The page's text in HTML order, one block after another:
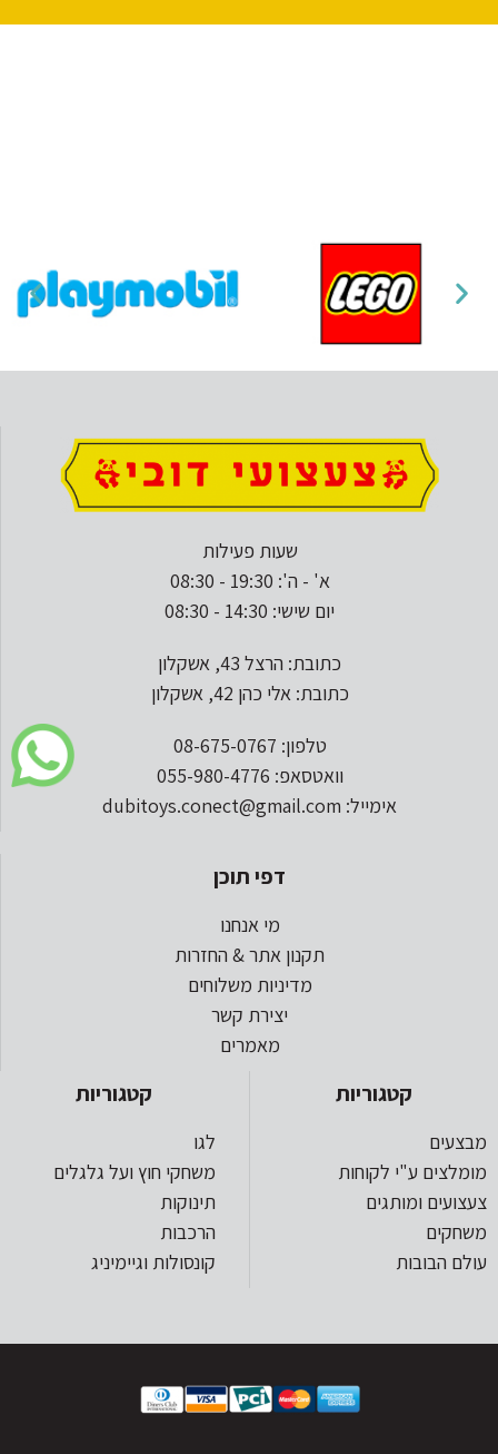
שעות פעילות
א' - ה': 19:30 - 08:30
יום שישי: 14:30 - 08:30
כתובת: הרצל 43, אשקלון
כתובת: אלי כהן 42, אשקלון
טלפון: 08-675-0767
וואטסאפ: 055-980-4776
אימייל: dubitoys.conect@gmail.com
דפי תוכן
מי אנחנו
תקנון אתר & החזרות
מדיניות משלוחים
יצירת קשר
מאמרים
קטגוריות
מבצעים
מומלצים ע"י לקוחות
צעצועים ומותגים
משחקים
עולם הבובות
קטגוריות
לגו
משחקי חוץ ועל גלגלים
תינוקות
הרכבות
קונסולות וגיימיניג